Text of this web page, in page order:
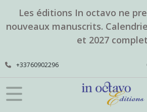
Les éditions In octavo ne
nouveaux manuscrits.
et 2027
+33760902296